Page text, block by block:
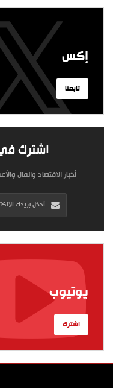
إكس
تابعنا
اشترك
أخبار الاقتصاد والمال
يوتيوب
اشترك